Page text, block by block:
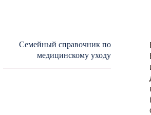
Семейный справочник по
медицинскому уходу